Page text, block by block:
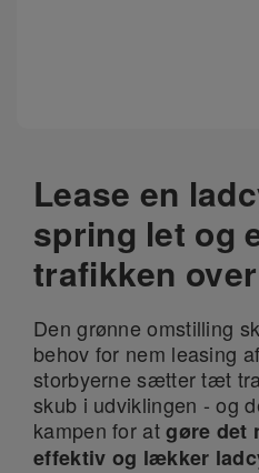
Lease en
spring let og
trafikken over
Den grønne omstilling
behov for nem leasing
storbyerne sætter tæt
skub i udviklingen - og
kampen for atgøre det
effektiv og lækker